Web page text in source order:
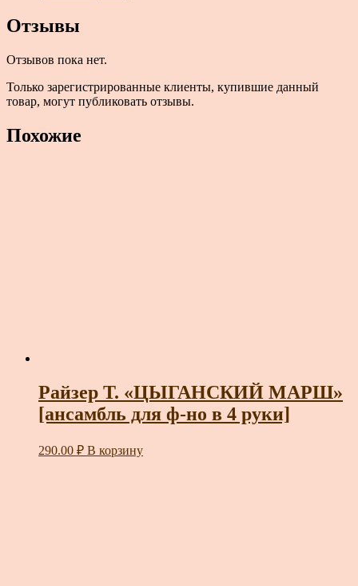
Отзывы
Отзывов пока нет.
Только зарегистрированные клиенты, купившие данный
товар, могут публиковать отзывы.
Похожие
Райзер Т. «ЦЫГАНСКИЙ МАРШ»
[ансамбль для ф-но в 4 руки]
290.00 ₽ В корзину